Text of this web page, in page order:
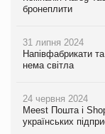
бронеплити
31 липня 2024
Напівфабрикати
нема світла
24 червня 2024
Meest Пошта і
українських